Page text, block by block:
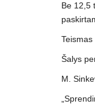
Be 12,5
Šalys
M.